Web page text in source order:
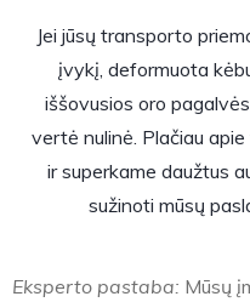
Jei jūsų transporto
įvykį, deformuota
iššovusios oro
vertė nulinė. Plačiau
ir superkame daužtus
sužinoti mūsų
Eksperto pastaba: Mūsų